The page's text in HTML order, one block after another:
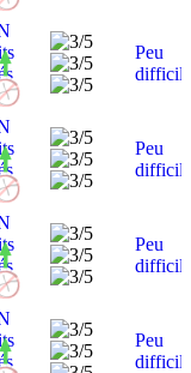
Peu
Peu
Peu
Peu